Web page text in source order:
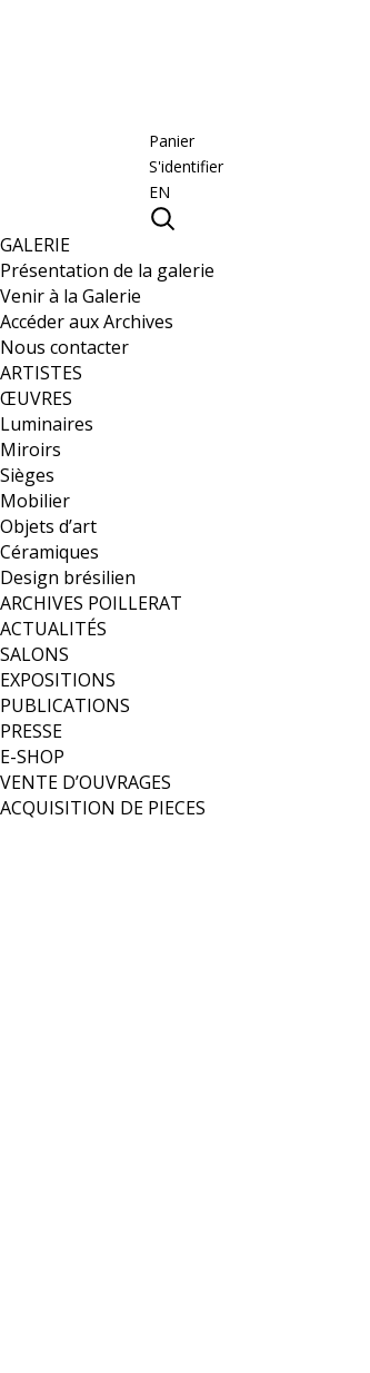
Panier
S'identifier
EN
GALERIE
Présentation de la galerie
Venir à la Galerie
Accéder aux Archives
Nous contacter
ARTISTES
ŒUVRES
Luminaires
Miroirs
Sièges
Mobilier
Objets d’art
Céramiques
Design brésilien
ARCHIVES POILLERAT
ACTUALITÉS
SALONS
EXPOSITIONS
PUBLICATIONS
PRESSE
E-SHOP
VENTE D’OUVRAGES
ACQUISITION DE PIECES